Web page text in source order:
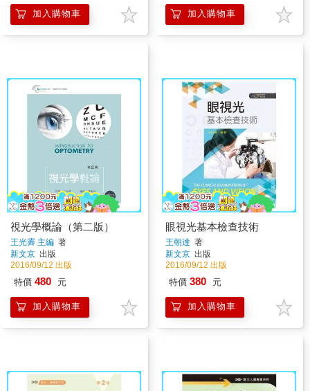
加入購物車 加入購物車
視光學概論（第二版）
王光霽 主編 著
新文京 出版
2016/09/12 出版
特價 480 元
加入購物車
眼視光基本檢查技術
王朝達 著
新文京 出版
2016/09/12 出版
特價 380 元
加入購物車